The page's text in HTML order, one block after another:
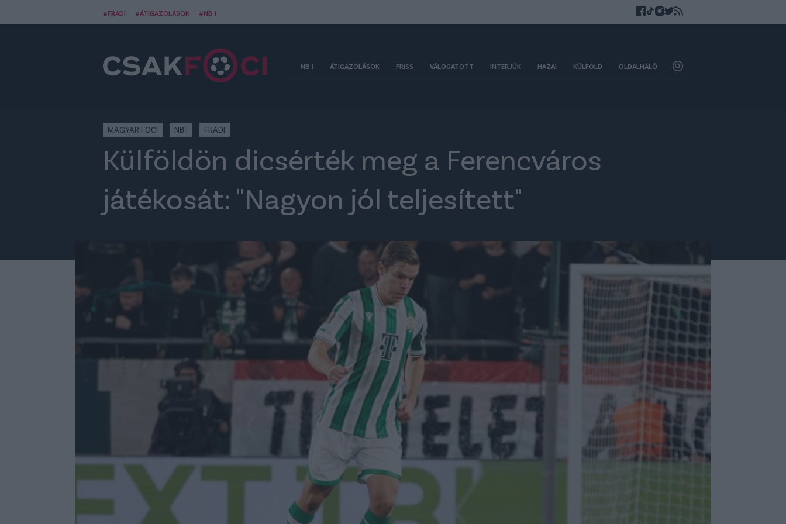
#FRADI #ÁTIGAZOLÁSOK #NB I
NB I ÁTIGAZOLÁSOK FRISS VÁLOGATOTT INTERJÚK HAZAI KÜLFÖLD OLDALHÁLÓ
MAGYAR FOCI NB I FRADI
Külföldön dicsérték meg a Ferencváros
játékosát: "Nagyon jól teljesített"